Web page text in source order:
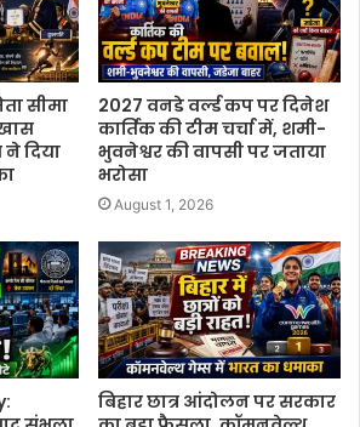
सीमा
ने दिया
2027 वनडे वर्ल्ड कप पर दिनेश
कार्तिक की टीम चर्चा में, शमी-
भुवनेश्वर की वापसी पर जताया
भरोसा
August 1, 2026
बिहार छात्र आंदोलन पर सरकार